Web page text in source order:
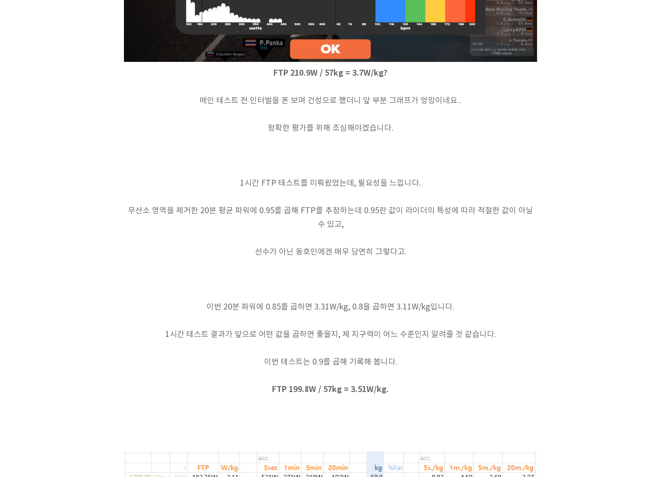
FTP 210.9W / 57kg = 3.7W/kg?
메인 테스트 전 인터벌을 폰 보며 건성으로 했더니 앞 부분 그래프가 엉망이네요..
정확한 평가를 위해 조심해야겠습니다.
1시간 FTP 테스트를 미뤄왔었는데, 필요성을 느낍니다.
무산소 영역을 제거한 20분 평균 파워에 0.95를 곱해 FTP를 추정하는데 0.95란 값이 라이더의 특성에 따라 적절한 값이 아닐
수 있고,
선수가 아닌 동호인에겐 매우 당연히 그렇다고.
이번 20분 파워에 0.85를 곱하면 3.31W/kg, 0.8을 곱하면 3.11W/kg입니다.
1시간 테스트 결과가 앞으로 어떤 값을 곱하면 좋을지, 제 지구력이 어느 수준인지 알려줄 것 같습니다.
이번 테스트는 0.9를 곱해 기록해 봅니다.
FTP 199.8W / 57kg = 3.51W/kg.